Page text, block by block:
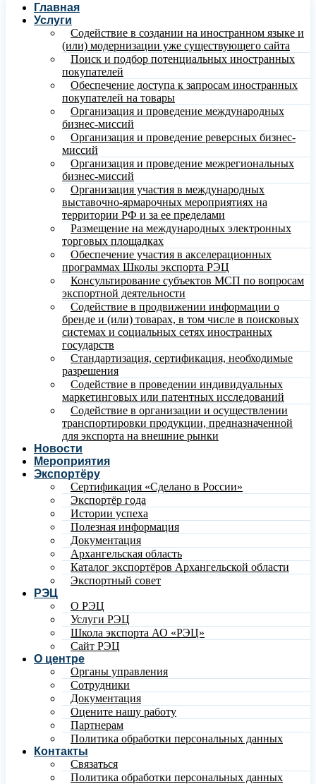
Главная
Услуги
Содействие в создании на иностранном языке и
(или) модернизации уже существующего сайта
Поиск и подбор потенциальных иностранных
покупателей
Обеспечение доступа к запросам иностранных
покупателей на товары
Организация и проведение международных
бизнес-миссий
Организация и проведение реверсных бизнес-
миссий
Организация и проведение межрегиональных
бизнес-миссий
Организация участия в международных
выставочно-ярмарочных мероприятиях на
территории РФ и за ее пределами
Размещение на международных электронных
торговых площадках
Обеспечение участия в акселерационных
программах Школы экспорта РЭЦ
Консультирование субъектов МСП по вопросам
экспортной деятельности
Содействие в продвижении информации о
бренде и (или) товарах, в том числе в поисковых
системах и социальных сетях иностранных
государств
Стандартизация, сертификация, необходимые
разрешения
Содействие в проведении индивидуальных
маркетинговых или патентных исследований
Содействие в организации и осуществлении
транспортировки продукции, предназначенной
для экспорта на внешние рынки
Новости
Мероприятия
Экспортёру
Сертификация «Сделано в России»
Экспортёр года
Истории успеха
Полезная информация
Документация
Архангельская область
Каталог экспортёров Архангельской области
Экспортный совет
РЭЦ
О РЭЦ
Услуги РЭЦ
Школа экспорта АО «РЭЦ»
Сайт РЭЦ
О центре
Органы управления
Сотрудники
Документация
Оцените нашу работу
Партнерам
Политика обработки персональных данных
Контакты
Связаться
Политика обработки персональных данных